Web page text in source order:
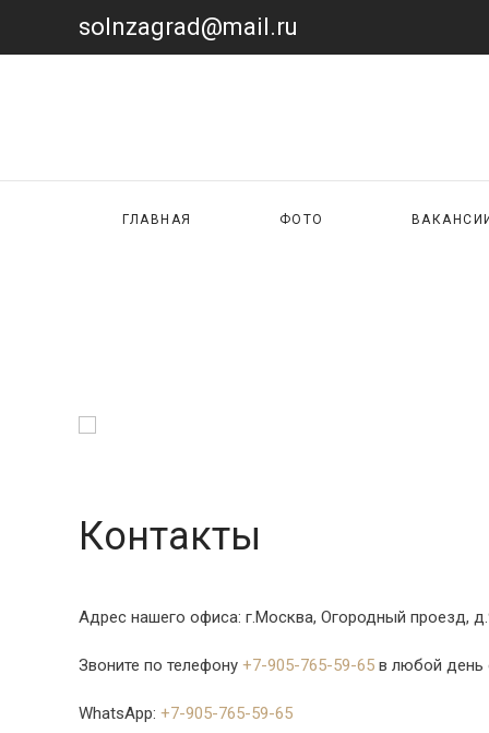
solnzagrad@mail.ru
ГЛАВНАЯ ФОТО
Контакты
Адрес нашего офиса: г.Москва, Огородный проезд,
Звоните по телефону +7-905-765-59-65 в любой день
WhatsApp: +7-905-765-59-65